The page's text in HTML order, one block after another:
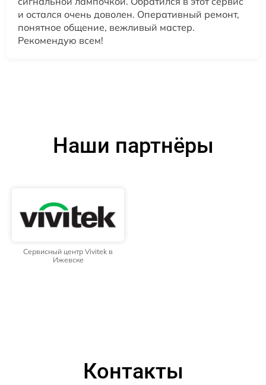
и остался очень доволен. Оперативный ремонт,
понятное общение, вежливый мастер.
Рекомендую всем!
Наши партнёры
Сервисный центр Vivitek в
Ижевске
Контакты